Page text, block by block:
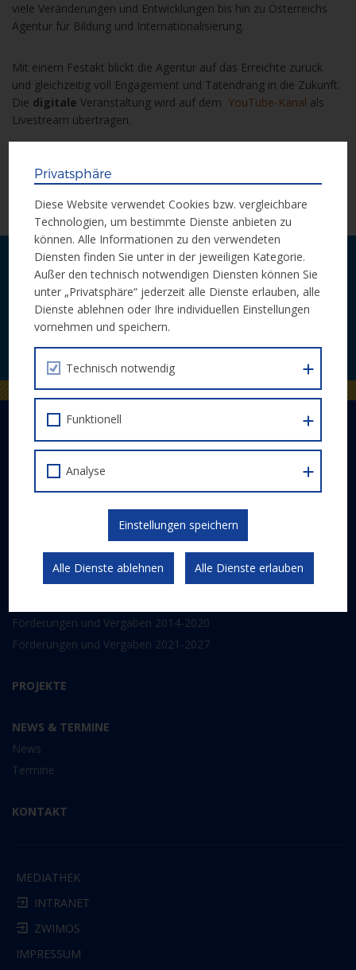
viele Veränderungen und Entwicklungen bis hin zu Österreichs
Agentur für Bildung und Internationalisierung.
Mit einem Festakt blickt die Agentur auf das Erreichte zurück
und gleichzeitig voll Engagement und Tatendrang in die Zukunft.
Die digitale Veranstaltung wird auf dem YouTube-Kanal als
Livestream übertragen.
Anmeldung
Laufende Neuigkeiten zu Calls und
Veranstaltungen bequem per E-Mail.
Abwicklung
Schwerpunkte
Gesetzlicher Rahmen
Kommunikation und Publizität
ESF 2014-2020
Förderungen und Vergaben 2014-2020
Förderungen und Vergaben 2021-2027
PROJEKTE
NEWS & TERMINE
News
Termine
KONTAKT
MEDIATHEK
INTRANET
ZWIMOS
IMPRESSUM
Privatsphäre
Diese Website verwendet Cookies bzw. vergleichbare
Technologien, um bestimmte Dienste anbieten zu
können. Alle Informationen zu den verwendeten
Diensten finden Sie unter in der jeweiligen Kategorie.
Außer den technisch notwendigen Diensten können Sie
unter „Privatsphäre“ jederzeit alle Dienste erlauben, alle
Dienste ablehnen oder Ihre individuellen Einstellungen
vornehmen und speichern.
Technisch notwendig
Funktionell
Analyse
Einstellungen speichern
Alle Dienste ablehnen Alle Dienste erlauben